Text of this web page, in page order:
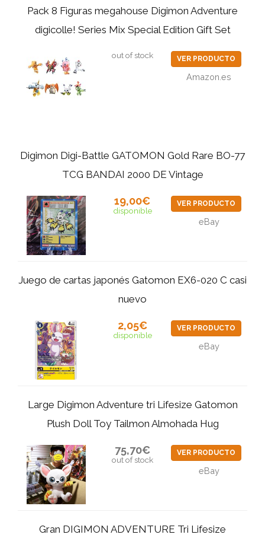
Pack 8 Figuras megahouse Digimon Adventure
digicolle! Series Mix Special Edition Gift Set
out of stock VER PRODUCTO
Amazon.es
Digimon Digi-Battle GATOMON Gold Rare BO-77
TCG BANDAI 2000 DE Vintage
19,00€
disponible
VER PRODUCTO
eBay
Juego de cartas japonés Gatomon EX6-020 C casi
nuevo
2,05€
disponible
VER PRODUCTO
eBay
Large Digimon Adventure tri Lifesize Gatomon
Plush Doll Toy Tailmon Almohada Hug
75,70€
out of stock
VER PRODUCTO
eBay
Gran DIGIMON ADVENTURE Tri Lifesize